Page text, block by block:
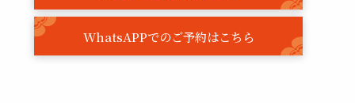
WhatsAPPでのご予約はこちら